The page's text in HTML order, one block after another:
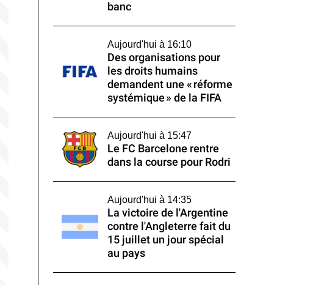
banc
Aujourd'hui à 16:10
Des organisations pour
les droits humains
demandent une « réforme
systémique » de la FIFA
Aujourd'hui à 15:47
Le FC Barcelone rentre
dans la course pour Rodri
Aujourd'hui à 14:35
La victoire de l'Argentine
contre l'Angleterre fait du
15 juillet un jour spécial
au pays